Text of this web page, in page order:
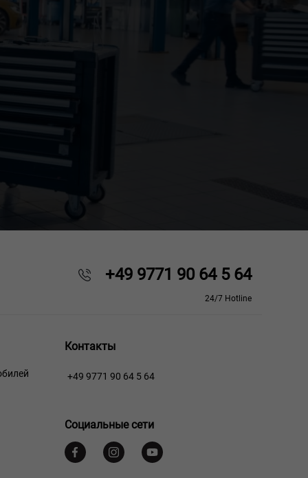
+49 9771 90 64 5 64
24/7 Hotline
Контакты
+49 9771 90 64 5 64
Социальные сети